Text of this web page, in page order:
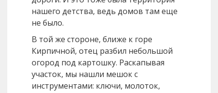
нашего детства, ведь домов там еще
не было.
В той же стороне, ближе к горе
Кирпичной, отец разбил небольшой
огород под картошку. Раскапывая
участок, мы нашли мешок с
инструментами: ключи, молоток,